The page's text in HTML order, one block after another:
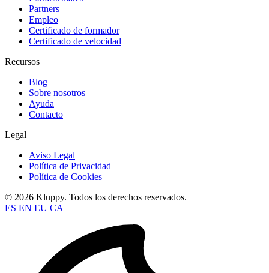
Partners
Empleo
Certificado de formador
Certificado de velocidad
Recursos
Blog
Sobre nosotros
Ayuda
Contacto
Legal
Aviso Legal
Política de Privacidad
Política de Cookies
© 2026 Kluppy. Todos los derechos reservados.
ES EN EU CA